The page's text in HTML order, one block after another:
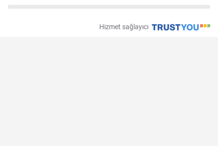
Hizmet sağlayıcı